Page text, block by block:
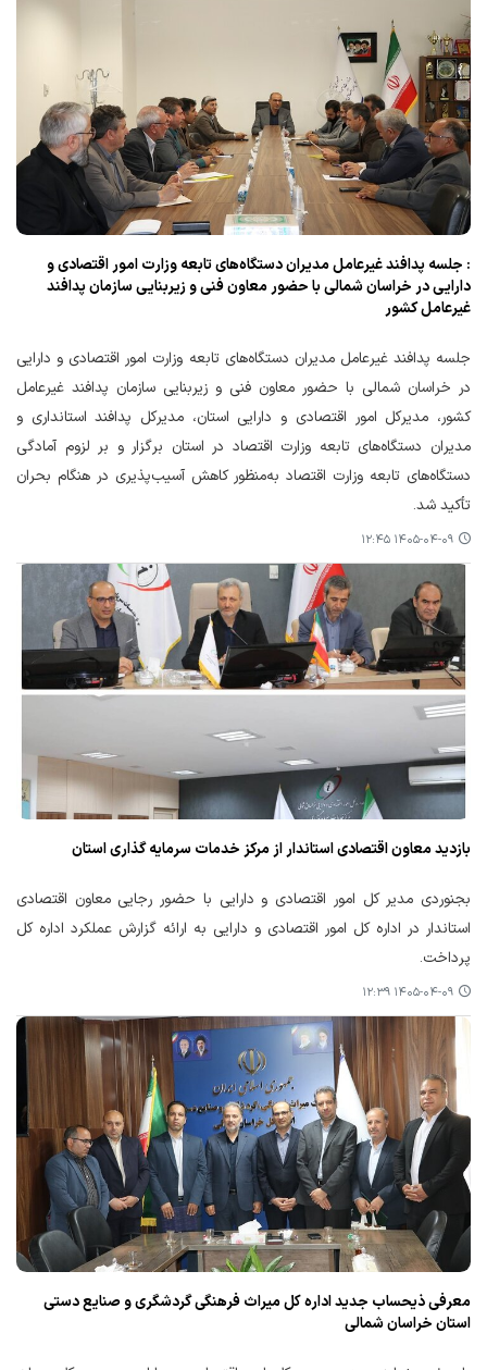
: جلسه پدافند غیرعامل مدیران دستگاه‌های تابعه وزارت امور اقتصادی و
دارایی در خراسان شمالی با حضور معاون فنی و زیربنایی سازمان پدافند
غیرعامل کشور
جلسه پدافند غیرعامل مدیران دستگاه‌های تابعه وزارت امور اقتصادی و دارایی
در خراسان شمالی با حضور معاون فنی و زیربنایی سازمان پدافند غیرعامل
کشور، مدیرکل امور اقتصادی و دارایی استان، مدیرکل پدافند استانداری و
مدیران دستگاه‌های تابعه وزارت اقتصاد در استان برگزار و بر لزوم آمادگی
دستگاه‌های تابعه وزارت اقتصاد به‌منظور کاهش آسیب‌پذیری در هنگام بحران
تأکید شد.
۱۴۰۵-۰۴-۰۹ ۱۲:۴۵
بازدید معاون اقتصادی استاندار از مرکز خدمات سرمایه گذاری استان
بجنوردی مدیر کل امور اقتصادی و دارایی با حضور رجایی معاون اقتصادی
استاندار در اداره کل امور اقتصادی و دارایی به ارائه گزارش عملکرد اداره کل
پرداخت.
۱۴۰۵-۰۴-۰۹ ۱۲:۳۹
معرفی ذیحساب جدید اداره کل میراث فرهنگی گردشگری و صنایع دستی
استان خراسان شمالی